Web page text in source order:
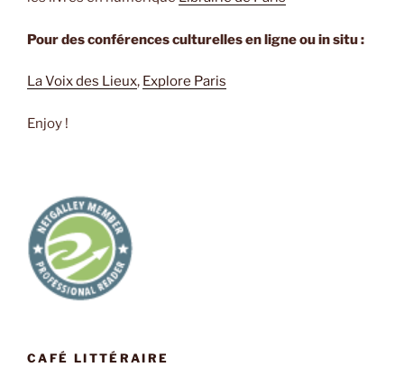
Pour des conférences culturelles en ligne ou in situ :
La Voix des Lieux, Explore Paris
Enjoy !
CAFÉ LITTÉRAIRE